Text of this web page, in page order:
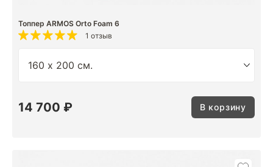
Топпер ARMOS Orto Foam 6
1 отзыв
14 700 ₽ В корзину